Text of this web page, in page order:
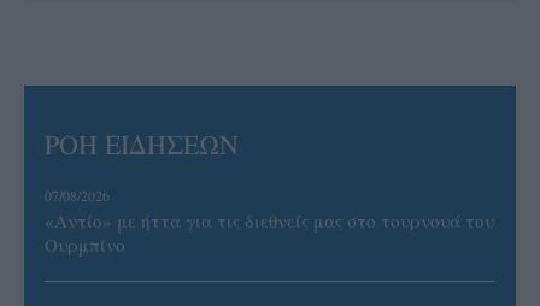
ΡΟΗ ΕΙΔΗΣΕΩΝ
07/08/2026
«Αντίο» με ήττα για τις διεθνείς μας στο τουρνουά του
Ουρμπίνο